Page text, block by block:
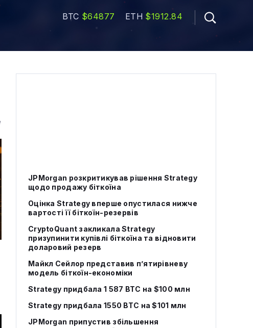
BTC $64877 ETH $1912.84
JPMorgan розкритикував рішення Strategy
щодо продажу біткоїна
Оцінка Strategy вперше опустилася нижче
вартості її біткоїн-резервів
CryptoQuant закликала Strategy
призупинити купівлі біткоїна та відновити
доларовий резерв
Майкл Сейлор представив п’ятирівневу
модель біткоїн-економіки
Strategy придбала 1 587 BTC на $100 млн
Strategy придбала 1550 BTC на $101 млн
JPMorgan припустив збільшення